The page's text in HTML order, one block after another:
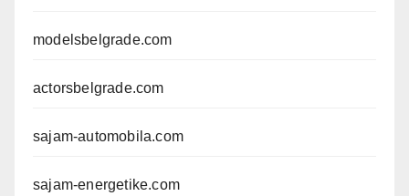
modelsbelgrade.com
actorsbelgrade.com
sajam-automobila.com
sajam-energetike.com